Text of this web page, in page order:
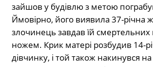
зайшов у будівлю з метою
Ймовірно, його виявила 37-річна
злочинець завдав їй
ножем. Крик матері розбудив 14-
дівчинку, і той також накинувся на